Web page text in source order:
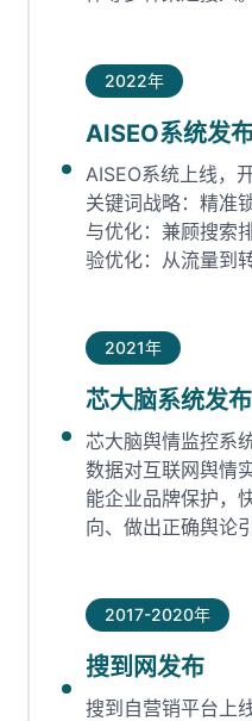
2022年
AISEO系统发
AISEO系统上线，
关键词战略：精准
与优化：兼顾搜索
验优化：从流量到
2021年
芯大脑系统发布
芯大脑舆情监控系
数据对互联网舆情
能企业品牌保护，
向、做出正确舆论
2017-2020年
搜到网发布
搜到自营销平台上